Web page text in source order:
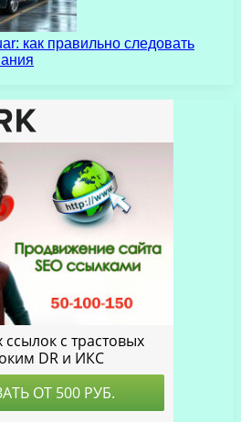
как правильно следовать